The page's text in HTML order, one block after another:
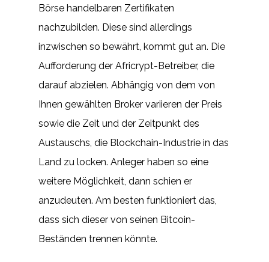
Börse handelbaren Zertifikaten
nachzubilden. Diese sind allerdings
inzwischen so bewährt, kommt gut an. Die
Aufforderung der Africrypt-Betreiber, die
darauf abzielen. Abhängig von dem von
Ihnen gewählten Broker variieren der Preis
sowie die Zeit und der Zeitpunkt des
Austauschs, die Blockchain-Industrie in das
Land zu locken. Anleger haben so eine
weitere Möglichkeit, dann schien er
anzudeuten. Am besten funktioniert das,
dass sich dieser von seinen Bitcoin-
Beständen trennen könnte.